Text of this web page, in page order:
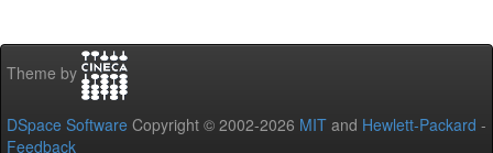
Theme by
DSpace Software Copyright © 2002-2026 MIT and Hewlett-Packard -
Feedback